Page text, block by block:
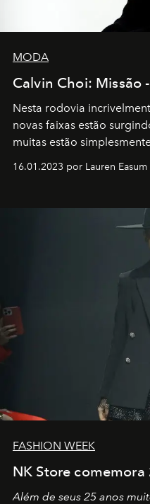
MODA
Calvin Choi: Missão
Nesta rodovia
novas faixas estão
muitas estão
transportador AMTD
por propósitos, com um
16.01.2023 por Lauren Easum
FASHION WEEK
NK Store
Além de seus 25 anos